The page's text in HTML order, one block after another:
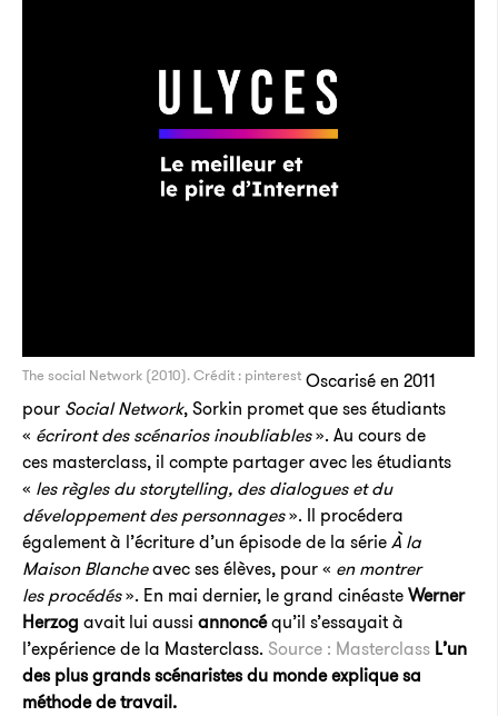
The social Network (2010). Crédit : pinterest Oscarisé en 2011
pour Social Network, Sorkin promet que ses étudiants
« écriront des scénarios inoubliables». Au cours de
ces masterclass, il compte partager avec les étudiants
« les règles du storytelling, des dialogues et du
développement des personnages». Il procédera
également à l’écriture d’un épisode de la sérieÀ la
Maison Blancheavec ses élèves, pour « en montrer
les procédés». En mai dernier, le grand cinéasteWerner
Herzog avait lui aussi annoncéqu’il s’essayait à
l’expérience de la Masterclass. Source : Masterclass L’un
des plus grands scénaristes du monde explique sa
méthode de travail.